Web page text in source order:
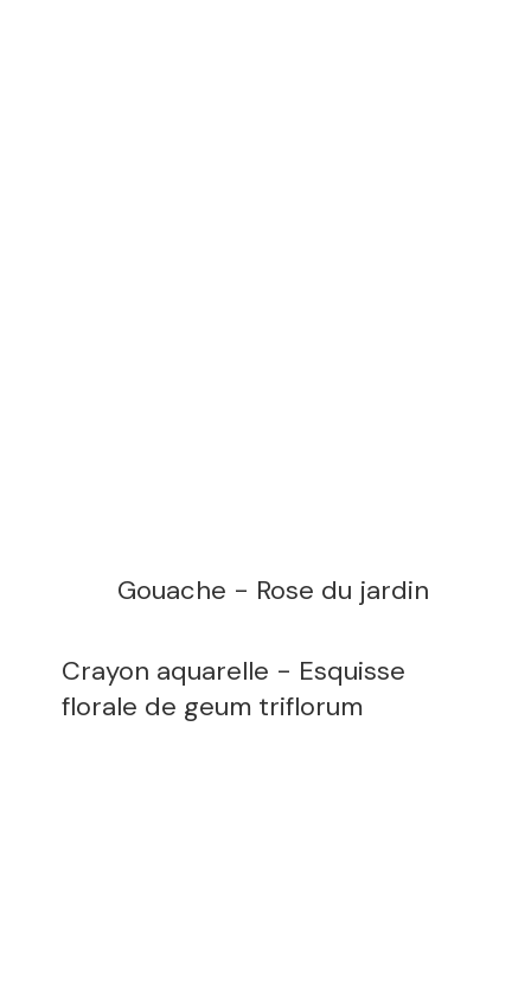
Crayon aquarelle - Esquisse
florale de geum triflorum
Gouache - Rose du jardin